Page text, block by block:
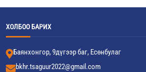
ХОЛБОО БАРИХ
Баянхонгор, 9дүгээр баг, Есөнбулаг
bkhr.tsaguur2022@gmail.com